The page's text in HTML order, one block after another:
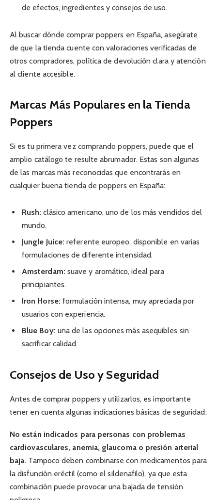
de efectos, ingredientes y consejos de uso.
Al buscar dónde comprar poppers en España, asegúrate
de que la tienda cuente con valoraciones verificadas de
otros compradores, política de devolución clara y atención
al cliente accesible.
Marcas Más Populares en la Tienda
Poppers
Si es tu primera vez comprando poppers, puede que el
amplio catálogo te resulte abrumador. Estas son algunas
de las marcas más reconocidas que encontrarás en
cualquier buena tienda de poppers en España:
Rush: clásico americano, uno de los más vendidos del
mundo.
Jungle Juice: referente europeo, disponible en varias
formulaciones de diferente intensidad.
Amsterdam: suave y aromático, ideal para
principiantes.
Iron Horse: formulación intensa, muy apreciada por
usuarios con experiencia.
Blue Boy: una de las opciones más asequibles sin
sacrificar calidad.
Consejos de Uso y Seguridad
Antes de comprar poppers y utilizarlos, es importante
tener en cuenta algunas indicaciones básicas de seguridad:
No están indicados para personas con problemas
cardiovasculares, anemia, glaucoma o presión arterial
baja. Tampoco deben combinarse con medicamentos para
la disfunción eréctil (como el sildenafilo), ya que esta
combinación puede provocar una bajada de tensión